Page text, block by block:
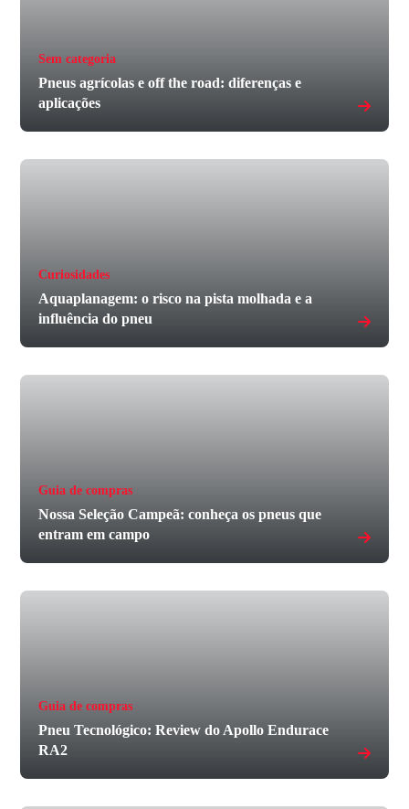
Sem categoria
Pneus agrícolas e off the road: diferenças e
aplicações
Curiosidades
Aquaplanagem: o risco na pista molhada e a
influência do pneu
Guia de compras
Nossa Seleção Campeã: conheça os pneus que
entram em campo
Guia de compras
Pneu Tecnológico: Review do Apollo Endurace
RA2